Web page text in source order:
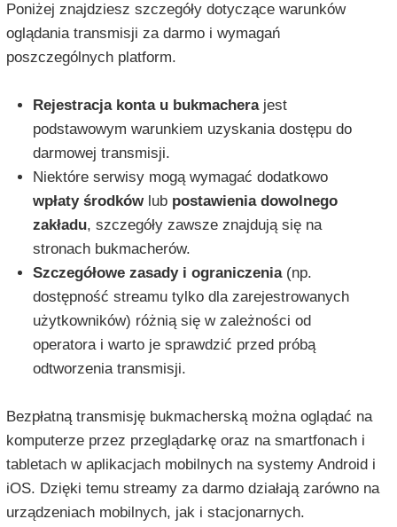
Poniżej znajdziesz szczegóły dotyczące warunków
oglądania transmisji za darmo i wymagań
poszczególnych platform.
Rejestracja konta u bukmacherajest
podstawowym warunkiem uzyskania dostępu do
darmowej transmisji.
Niektóre serwisy mogą wymagać dodatkowo
wpłaty środkówlub postawienia dowolnego
zakładu, szczegóły zawsze znajdują się na
stronach bukmacherów.
Szczegółowe zasady i ograniczenia(np.
dostępność streamu tylko dla zarejestrowanych
użytkowników) różnią się w zależności od
operatora i warto je sprawdzić przed próbą
odtworzenia transmisji.
Bezpłatną transmisję bukmacherską można oglądać na
komputerze przez przeglądarkę oraz na smartfonach i
tabletach w aplikacjach mobilnych na systemy Android i
iOS. Dzięki temu streamy za darmo działają zarówno na
urządzeniach mobilnych, jak i stacjonarnych.